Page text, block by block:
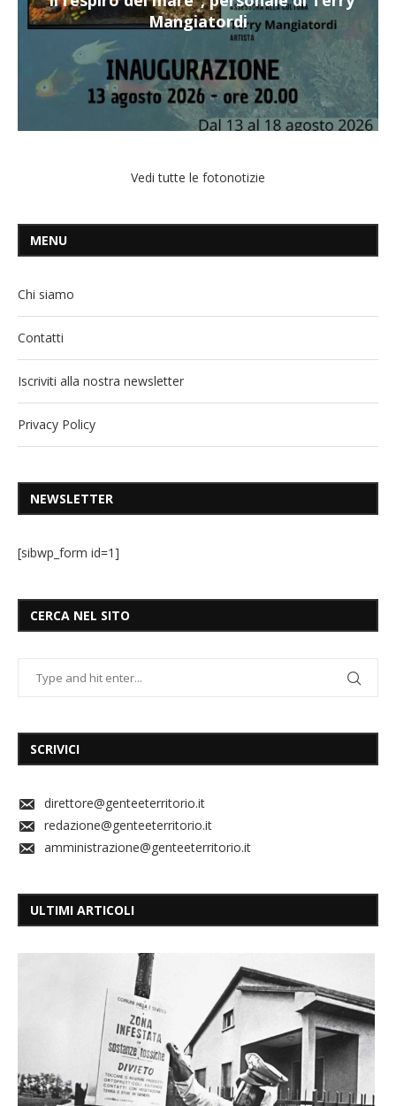
Mangiatordi
Vedi tutte le fotonotizie
MENU
Chi siamo
Contatti
Iscriviti alla nostra newsletter
Privacy Policy
NEWSLETTER
[sibwp_form id=1]
CERCA NEL SITO
SCRIVICI
direttore@genteeterritorio.it
redazione@genteeterritorio.it
amministrazione@genteeterritorio.it
ULTIMI ARTICOLI